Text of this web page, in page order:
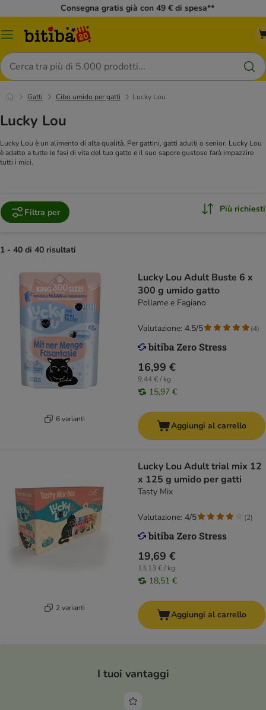
Consegna gratis già con 49 € di spesa**
Overview
Cerca
Gatti Cibo umido per gatti Lucky Lou
Lucky Lou
Lucky Lou è un alimento di alta qualità. Per gattini, gatti adulti o senior, Lucky Lou
è adatto a tutte le fasi di vita del tuo gatto e il suo sapore gustoso farà impazzire
tutti i mici.
Filtra per Più richiesti
1 - 40 di 40 risultati
6 varianti
Lucky Lou Adult Buste 6 x
300 g umido gatto
Pollame e Fagiano
16,99 €
9,44 € / kg
15,97 €
Valutazione: 4.5/5 (4)
Aggiungi al carrello
2 varianti
Lucky Lou Adult trial mix 12
x 125 g umido per gatti
Tasty Mix
19,69 €
13,13 € / kg
18,51 €
Valutazione: 4/5 (2)
Aggiungi al carrello
I tuoi vantaggi